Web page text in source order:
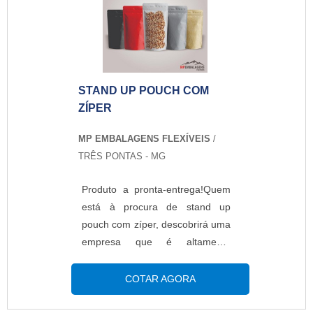
cliente poderá contar com
proteção e com as melhores
soluções para embalagens
plásticas.MAIS DETALHES
PERSONALIZADOA MP
Embalagens Flexíveis foca sua
STAND UP POUCH COM
ZÍPER
MP EMBALAGENS FLEXÍVEIS /
TRÊS PONTAS - MG
Produto a pronta-entrega!Quem
está à procura de stand up
pouch com zíper, descobrirá uma
empresa que é altamente
orçamento detalhado na melhor
companhia do segmento e
COTAR AGORA